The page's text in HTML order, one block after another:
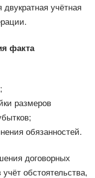
учётная
факта
размеров
обязанностей.
договорных
обстоятельства,